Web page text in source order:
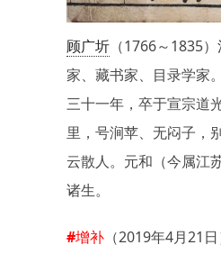
顾广圻 （1766～1835
家、藏书家、目录学家
三十一年，卒于宣宗道
里，号涧苹、无闷子，
云散人。元和（今属江
诸生。
#增补 （2019年4月21日